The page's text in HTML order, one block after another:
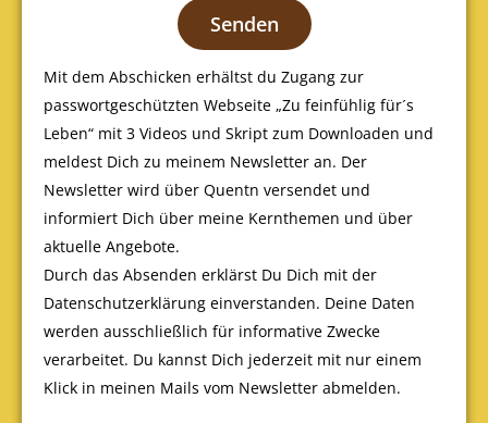
Senden
Mit dem Abschicken erhältst du Zugang zur
passwortgeschützten Webseite „Zu feinfühlig für´s
Leben“ mit 3 Videos und Skript zum Downloaden und
meldest Dich zu meinem Newsletter an. Der
Newsletter wird über Quentn versendet und
informiert Dich über meine Kernthemen und über
aktuelle Angebote.
Durch das Absenden erklärst Du Dich mit der
Datenschutzerklärung einverstanden. Deine Daten
werden ausschließlich für informative Zwecke
verarbeitet. Du kannst Dich jederzeit mit nur einem
Klick in meinen Mails vom Newsletter abmelden.